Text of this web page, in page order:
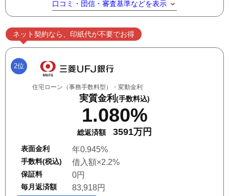
口コミ・団信・審査基準などを表示
ネット契約なら、印紙代が不要でお得
2位
住宅ローン（事務手数料型）・変動金利
実質金利 (手数料込)
1.080%
総返済額 3591万円
表面金利 年0.945%
手数料(税込) 借入額×2.2%
保証料 0円
毎月返済額 83,918円